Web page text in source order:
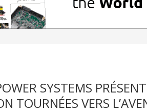
SYSTEMS
TOURNÉES VERS